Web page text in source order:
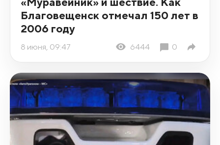
Благовещенск отмечал 150 лет в
2006 году
8 июня, 09:47 6444 0